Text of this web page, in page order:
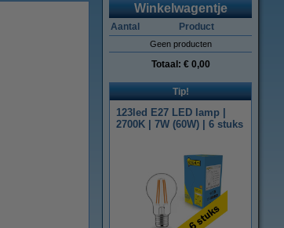
Winkelwagentje
Aantal Product
Geen producten
Totaal: € 0,00
Tip!
123led E27 LED lamp |
2700K | 7W (60W) | 6 stuks